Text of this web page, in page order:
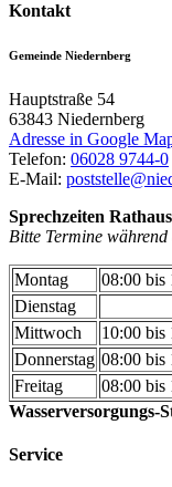
Kontakt
Gemeinde Niedernberg
Hauptstraße 54
63843 Niedernberg
Adresse in Google
Telefon: 06028 9744-0
E-Mail:
Sprechzeiten Rathaus
Bitte Termine
Montag
08:00 bis
Dienstag
Mittwoch
10:00 bis
Donnerstag 08:00 bis
Freitag
08:00 bis
Wasserversorgungs-
Service